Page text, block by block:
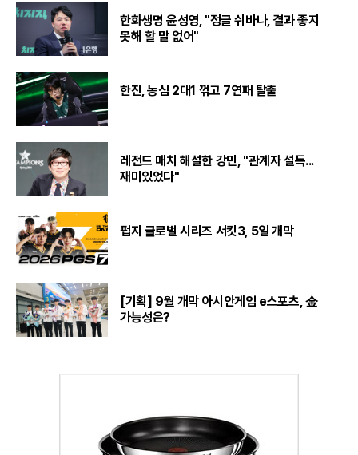
한화생명 윤성영, "정글 쉬바나, 결과 좋지
못해 할 말 없어"
한진, 농심 2대1 꺾고 7연패 탈출
레전드 매치 해설한 강민, "관계자 설득...
재미있었다"
펍지 글로벌 시리즈 서킷3, 5일 개막
[기획] 9월 개막 아시안게임 e스포츠, 金
가능성은?